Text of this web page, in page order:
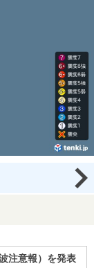
注意報）を発表